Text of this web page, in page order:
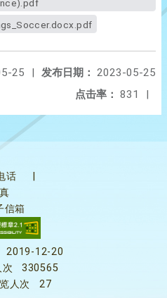
发布日期： 2023-05-25
25
|
点击率： 831 |
话
信箱
2019-12-20
330565
人次
27